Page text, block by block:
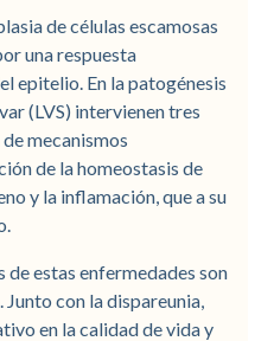
de células escamosas
una respuesta
epitelio. En la patogénesis
(LVS) intervienen tres
mecanismos
de la homeostasis de
y la inflamación, que a su
de estas enfermedades son
con la dispareunia,
en la calidad de vida y